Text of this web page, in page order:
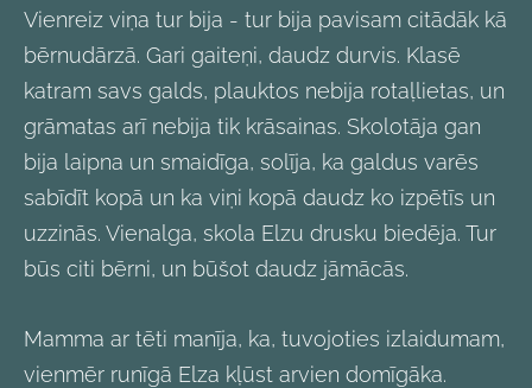
Vienreiz viņa tur bija - tur bija pavisam citādāk kā
bērnudārzā. Gari gaiteņi, daudz durvis. Klasē
katram savs galds, plauktos nebija rotaļlietas, un
grāmatas arī nebija tik krāsainas. Skolotāja gan
bija laipna un smaidīga, solīja, ka galdus varēs
sabīdīt kopā un ka viņi kopā daudz ko izpētīs un
uzzinās. Vienalga, skola Elzu drusku biedēja. Tur
būs citi bērni, un būšot daudz jāmācās.
Mamma ar tēti manīja, ka, tuvojoties izlaidumam,
vienmēr runīgā Elza kļūst arvien domīgāka.